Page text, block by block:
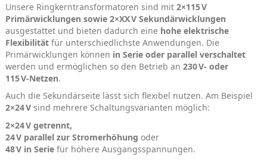
Unsere Ringkerntransformatoren sind mit 2×115 V
Primärwicklungen sowie 2×XX V Sekundärwicklungen
ausgestattet und bieten dadurch eine hohe elektrische
Flexibilität für unterschiedlichste Anwendungen. Die
Primärwicklungen können in Serie oder parallel verschaltet
werden und ermöglichen so den Betrieb an 230 V‑ oder
115 V‑Netzen.
Auch die Sekundärseite lässt sich flexibel nutzen. Am Beispiel
2×24 V sind mehrere Schaltungsvarianten möglich:
2×24 V getrennt,
24 V parallel zur Stromerhöhung oder
48 V in Serie für höhere Ausgangsspannungen.